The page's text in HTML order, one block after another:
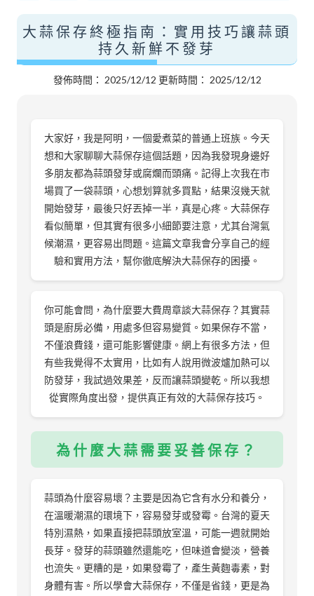
大蒜保存終極指南：實用技巧讓蒜頭
持久新鮮不發芽
發佈時間： 2025/12/12 更新時間： 2025/12/12
大家好，我是阿明，一個愛煮菜的普通上班族。今天
想和大家聊聊大蒜保存這個話題，因為我發現身邊好
多朋友都為蒜頭發芽或腐爛而頭痛。記得上次我在市
場買了一袋蒜頭，心想划算就多買點，結果沒幾天就
開始發芽，最後只好丟掉一半，真是心疼。大蒜保存
看似簡單，但其實有很多小細節要注意，尤其台灣氣
候潮濕，更容易出問題。這篇文章我會分享自己的經
驗和實用方法，幫你徹底解決大蒜保存的困擾。
你可能會問，為什麼要大費周章談大蒜保存？其實蒜
頭是廚房必備，用處多但容易變質。如果保存不當，
不僅浪費錢，還可能影響健康。網上有很多方法，但
有些我覺得不太實用，比如有人說用微波爐加熱可以
防發芽，我試過效果差，反而讓蒜頭變乾。所以我想
從實際角度出發，提供真正有效的大蒜保存技巧。
為什麼大蒜需要妥善保存？
蒜頭為什麼容易壞？主要是因為它含有水分和養分，
在溫暖潮濕的環境下，容易發芽或發霉。台灣的夏天
特別濕熱，如果直接把蒜頭放室溫，可能一週就開始
長芽。發芽的蒜頭雖然還能吃，但味道會變淡，營養
也流失。更糟的是，如果發霉了，產生黃麴毒素，對
身體有害。所以學會大蒜保存，不僅是省錢，更是為